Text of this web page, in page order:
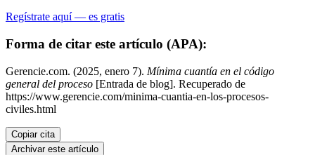
Regístrate aquí — es gratis
Forma de citar este artículo (APA):
Gerencie.com. (2025, enero 7). Mínima cuantía en el código
general del proceso [Entrada de blog]. Recuperado de
https://www.gerencie.com/minima-cuantia-en-los-procesos-
civiles.html
Copiar cita
Archivar este artículo